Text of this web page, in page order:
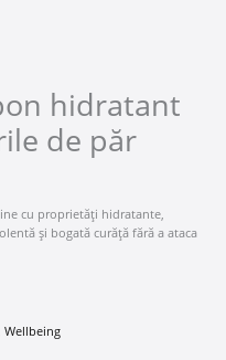
hidratant
de păr
cu proprietăți hidratante,
și bogată curăță fără a ataca
Wellbeing